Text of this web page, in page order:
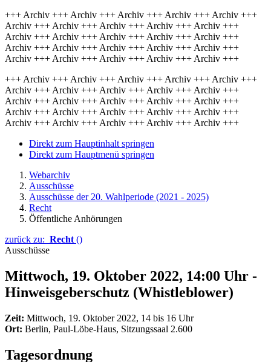
+++ Archiv +++ Archiv +++ Archiv +++ Archiv +++ Archiv +++
Archiv +++ Archiv +++ Archiv +++ Archiv +++ Archiv +++
Archiv +++ Archiv +++ Archiv +++ Archiv +++ Archiv +++
Archiv +++ Archiv +++ Archiv +++ Archiv +++ Archiv +++
Archiv +++ Archiv +++ Archiv +++ Archiv +++ Archiv +++
+++ Archiv +++ Archiv +++ Archiv +++ Archiv +++ Archiv +++
Archiv +++ Archiv +++ Archiv +++ Archiv +++ Archiv +++
Archiv +++ Archiv +++ Archiv +++ Archiv +++ Archiv +++
Archiv +++ Archiv +++ Archiv +++ Archiv +++ Archiv +++
Archiv +++ Archiv +++ Archiv +++ Archiv +++ Archiv +++
Direkt zum Hauptinhalt springen
Direkt zum Hauptmenü springen
Webarchiv
Ausschüsse
Ausschüsse der 20. Wahlperiode (2021 - 2025)
Recht
Öffentliche Anhörungen
zurück zu: Recht ()
Ausschüsse
Mittwoch, 19. Oktober 2022, 14:00 Uhr -
Hinweisgeberschutz (Whistleblower)
Zeit: Mittwoch, 19. Oktober 2022, 14 bis 16 Uhr
Ort: Berlin, Paul-Löbe-Haus, Sitzungssaal 2.600
Tagesordnung